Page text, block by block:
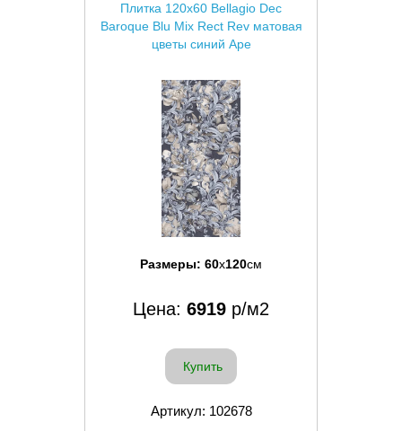
Плитка 120x60 Bellagio Dec
Baroque Blu Mix Rect Rev матовая
цветы синий Ape
Размеры: 60x120см
Цена: 6919 р/м2
Купить
Артикул: 102678